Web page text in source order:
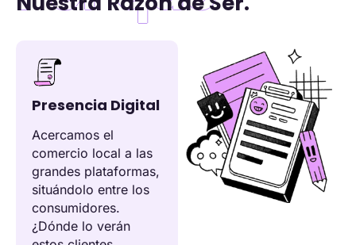
Presencia Digital
Acercamos el
comercio local a las
grandes plataformas,
situándolo entre los
consumidores.
¿Dónde lo verán